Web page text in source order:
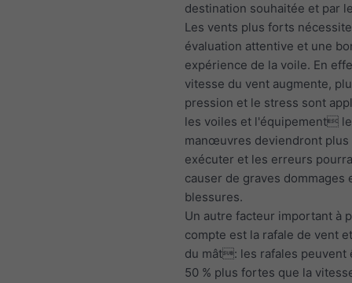
destination souhaitée et par
Les vents plus forts
évaluation attentive et une
expérience de la voile. En
vitesse du vent augmente,
pression et le stress sont
les voiles et l'équipement
manœuvres deviendront plus
exécuter et les erreurs
causer de graves dommages
blessures.
Un autre facteur important à
compte est la rafale de vent
du mât: les rafales peuvent
50 % plus fortes que la